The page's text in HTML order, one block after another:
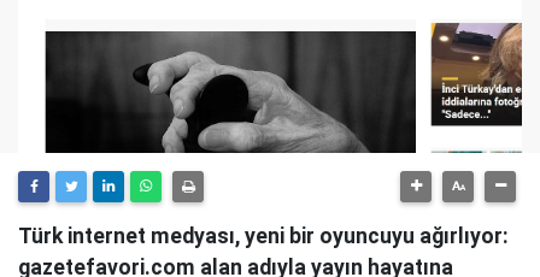
Türk internet medyası, yeni bir oyuncuyu ağırlıyor:
gazetefavori.com alan adıyla yayın hayatına